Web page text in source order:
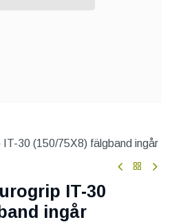
30 (150/75X8) fälgband ingår
IT-30
ingår